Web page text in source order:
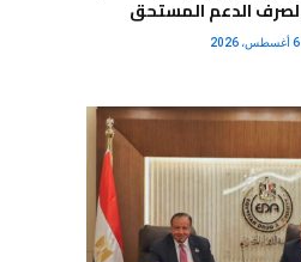
لصرف الدعم المستحق
6 أغسطس، 2026